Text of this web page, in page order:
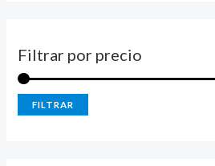
Filtrar por precio
FILTRAR